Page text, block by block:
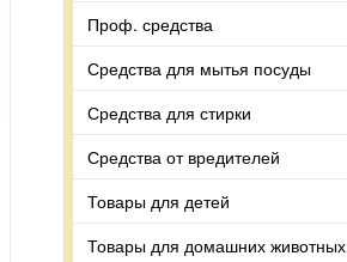
Проф. средства
Средства для мытья посуды
Средства для стирки
Средства от вредителей
Товары для детей
Товары для домашних животных